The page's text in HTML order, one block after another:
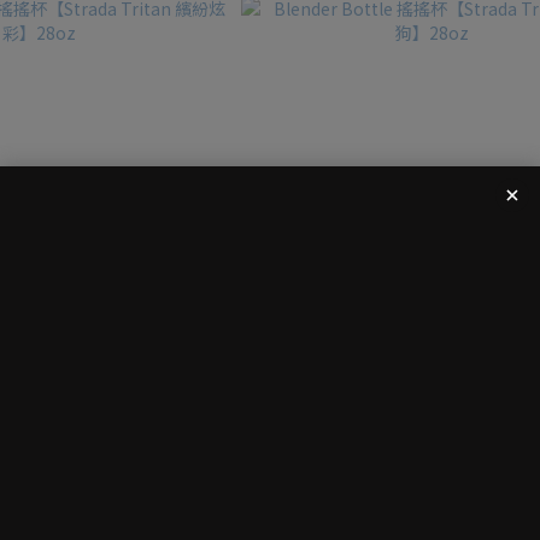
杯【Strada Tritan 繽紛炫